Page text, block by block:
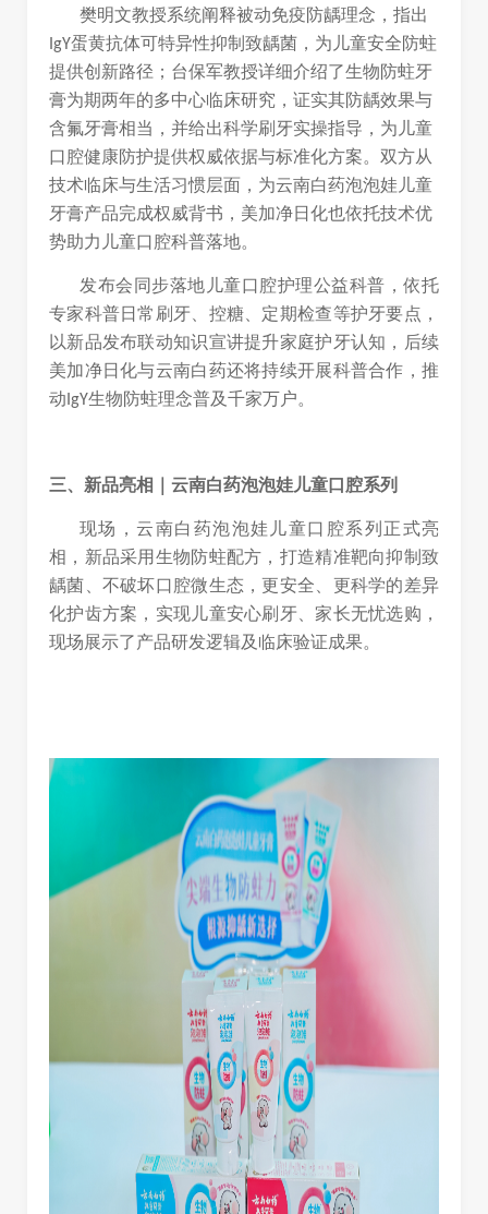
樊明文教授系统阐释被动免疫防龋理念，指出
IgY蛋黄抗体可特异性抑制致龋菌，为儿童安全防蛀
提供创新路径；台保军教授详细介绍了生物防蛀牙
膏为期两年的多中心临床研究，证实其防龋效果与
含氟牙膏相当，并给出科学刷牙实操指导，为儿童
口腔健康防护提供权威依据与标准化方案。双方从
技术临床与生活习惯层面，为云南白药泡泡娃儿童
牙膏产品完成权威背书，美加净日化也依托技术优
势助力儿童口腔科普落地。
发布会同步落地儿童口腔护理公益科普，依托
专家科普日常刷牙、控糖、定期检查等护牙要点，
以新品发布联动知识宣讲提升家庭护牙认知，后续
美加净日化与云南白药还将持续开展科普合作，推
动 IgY生物防蛀理念普及千家万户。
三、新品亮相｜云南白药泡泡娃儿童口腔系列
现场，云南白药泡泡娃儿童口腔系列正式亮
相，新品采用生物防蛀配方，打造精准靶向抑制致
龋菌、不破坏口腔微生态，更安全、更科学的差异
化护齿方案，实现儿童安心刷牙、家长无忧选购，
现场展示了产品研发逻辑及临床验证成果。